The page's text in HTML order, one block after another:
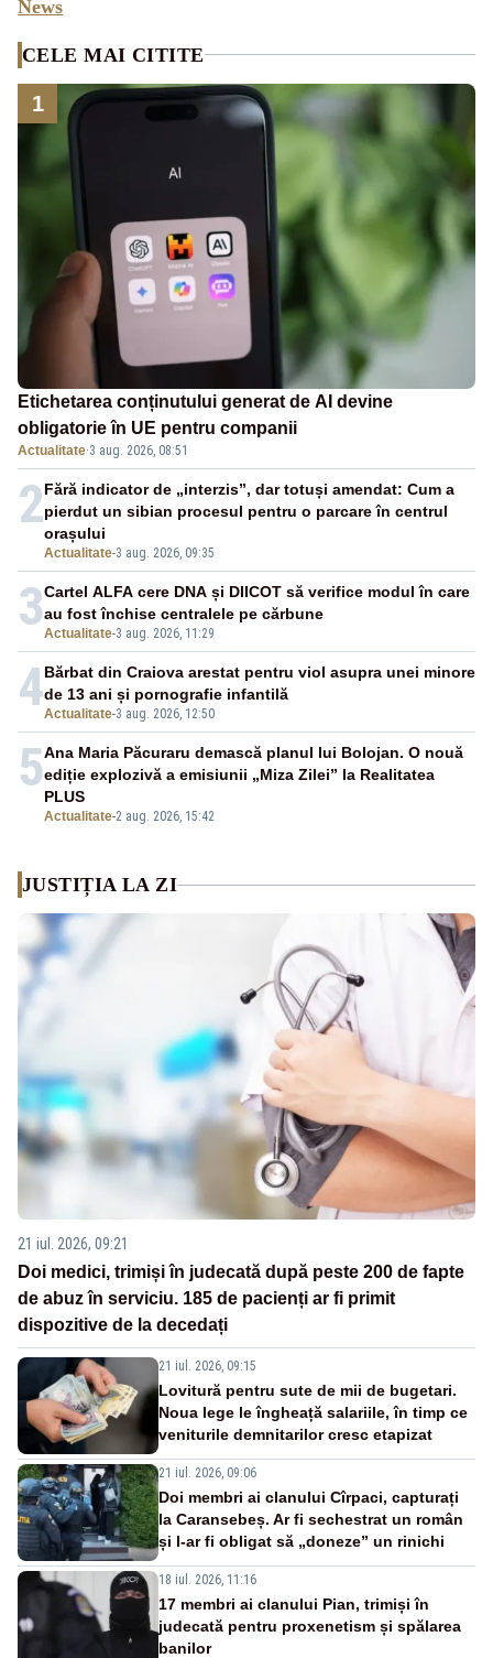
News
CELE MAI CITITE
1
Etichetarea conținutului generat de AI devine
obligatorie în UE pentru companii
Actualitate·3 aug. 2026, 08:51
2
Actualitate-3 aug. 2026, 09:35
Fără indicator de „interzis”, dar totuși amendat: Cum a
pierdut un sibian procesul pentru o parcare în centrul
orașului
3Actualitate-3 aug. 2026, 11:29
Cartel ALFA cere DNA și DIICOT să verifice modul în care
au fost închise centralele pe cărbune
4Actualitate-3 aug. 2026, 12:50
Bărbat din Craiova arestat pentru viol asupra unei minore
de 13 ani și pornografie infantilă
5
Actualitate-2 aug. 2026, 15:42
Ana Maria Păcuraru demască planul lui Bolojan. O nouă
ediție explozivă a emisiunii „Miza Zilei” la Realitatea
PLUS
JUSTIȚIA LA ZI
21 iul. 2026, 09:21
Doi medici, trimiși în judecată după peste 200 de fapte
de abuz în serviciu. 185 de pacienți ar fi primit
dispozitive de la decedați
21 iul. 2026, 09:15
Lovitură pentru sute de mii de bugetari.
Noua lege le îngheață salariile, în timp ce
veniturile demnitarilor cresc etapizat
21 iul. 2026, 09:06
Doi membri ai clanului Cîrpaci, capturați
la Caransebeș. Ar fi sechestrat un român
și l-ar fi obligat să „doneze” un rinichi
18 iul. 2026, 11:16
17 membri ai clanului Pian, trimiși în
judecată pentru proxenetism și spălarea
banilor